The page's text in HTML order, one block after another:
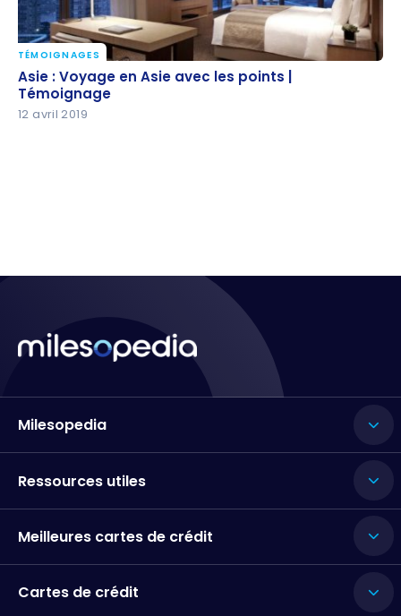
Asie : Voyage en Asie avec les points | Témoignage
TÉMOIGNAGES
Asie : Voyage en Asie avec les points |
Témoignage
12 avril 2019
Milesopedia
Ressources utiles
Meilleures cartes de crédit
Cartes de crédit